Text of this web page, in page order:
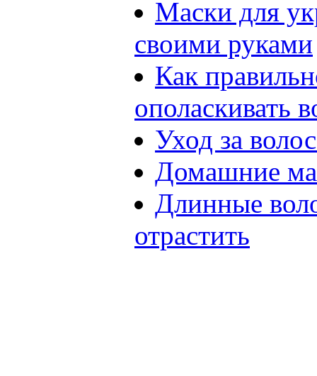
Маски для
своими руками
Как
ополаскивать
Уход за
Домашние
Длинные
отрастить